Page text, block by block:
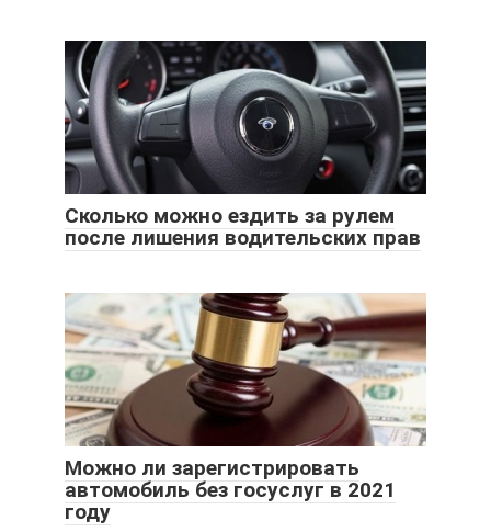
Сколько можно ездить за рулем
после лишения водительских прав
Можно ли зарегистрировать
автомобиль без госуслуг в 2021
году